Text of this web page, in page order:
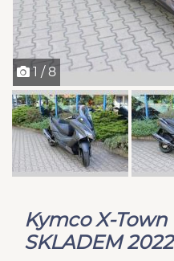
1 / 8
Kymco X-Town
SKLADEM 2022